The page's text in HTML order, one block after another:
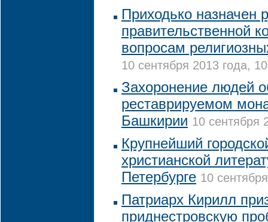
Приходько назначен
правительственной
вопросам
10 сентября 2013 года,
Захоронение людей
реставрируемом
Башкирии 10 сентября
Крупнейший
христианской
Петербурге 10
Патриарх Кирилл
приднестровскую